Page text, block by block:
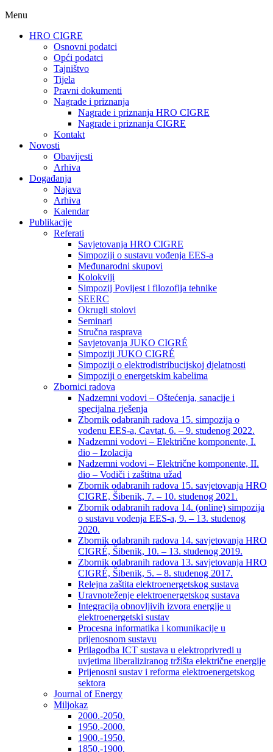
Menu
HRO CIGRE
Osnovni podatci​
Opći podatci
Tajništvo
Tijela
Pravni dokumenti
Nagrade i priznanja
Nagrade i priznanja HRO CIGRE
Nagrade i priznanja CIGRE
Kontakt
Novosti
Obavijesti
Arhiva
Događanja
Najava
Arhiva
Kalendar
Publikacije
Referati
Savjetovanja HRO CIGRE
Simpoziji o sustavu vođenja EES-a
Međunarodni skupovi
Kolokviji​
Simpozij Povijest i filozofija tehnike
SEERC
Okrugli stolovi
Seminari​
Stručna rasprava​
Savjetovanja JUKO CIGRÉ
Simpoziji JUKO CIGRÉ
Simpoziji o elektrodistribucijskoj djelatnosti
Simpoziji o energetskim kabelima
Zbornici radova
Nadzemni vodovi – Oštećenja, sanacije i
specijalna rješenja
Zbornik odabranih radova 15. simpozija o
vođenu EES-a, Cavtat, 6. – 9. studenog 2022.
Nadzemni vodovi – Električne komponente, I.
dio – Izolacija
Nadzemni vodovi – Električne komponente, II.
dio – Vodiči i zaštitna užad
Zbornik odabranih radova 15. savjetovanja HRO
CIGRE, Šibenik, 7. – 10. studenog 2021.
Zbornik odabranih radova 14. (online) simpozija
o sustavu vođenja EES-a, 9. – 13. studenog
2020.
Zbornik odabranih radova 14. savjetovanja HRO
CIGRÉ, Šibenik, 10. – 13. studenog 2019.
Zbornik odabranih radova 13. savjetovanja HRO
CIGRÉ, Šibenik, 5. – 8. studenog 2017.
Relejna zaštita elektroenergetskog sustava
Uravnoteženje elektroenergetskog sustava
Integracija obnovljivih izvora energije u
elektroenergetski sustav
Procesna informatika i komunikacije u
prijenosnom sustavu
Prilagodba ICT sustava u elektroprivredi u
uvjetima liberaliziranog tržišta električne energije
Prijenosni sustav i reforma elektroenergetskog
sektora
Journal of Energy
Miljokaz
2000.-2050.
1950.-2000.
1900.-1950.
1850.-1900.